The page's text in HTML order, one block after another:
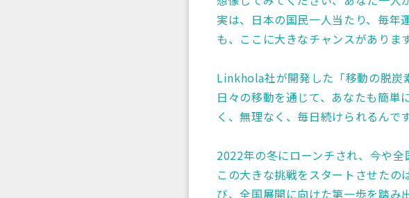
実は、日本の国民一人当たり、毎年
も、ここに大きなチャンスがあります
Linkhola社が開発した「移動の脱炭
日々の移動を通じて、あなたも簡単
く、無理なく、毎日続けられるんです
2022年の冬にローンチされ、今や全
この大きな挑戦をスタートさせた
び、全国展開に向けた第一歩を踏み